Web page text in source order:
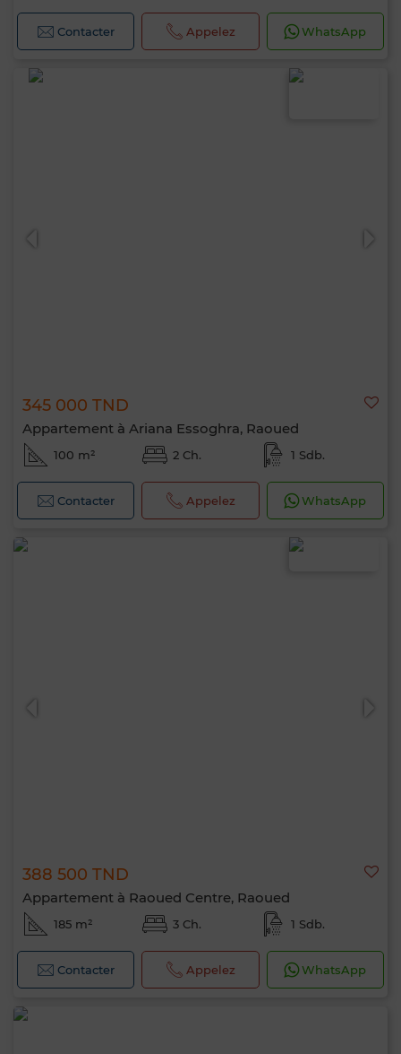
Contacter Appelez WhatsApp
345 000 TND
Appartement à Ariana Essoghra, Raoued
100 m² 2 Ch. 1 Sdb.
Contacter Appelez WhatsApp
388 500 TND
Appartement à Raoued Centre, Raoued
185 m² 3 Ch. 1 Sdb.
Contacter Appelez WhatsApp